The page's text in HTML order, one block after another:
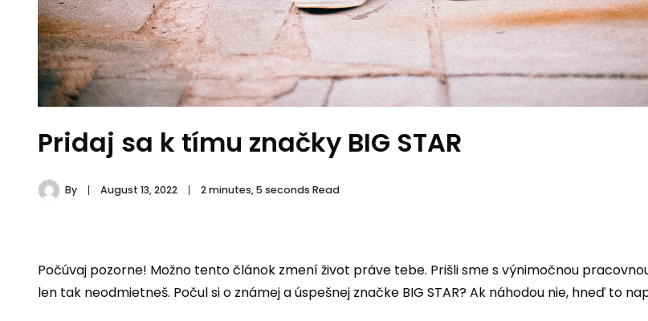
Pridaj sa k tímu značky BIG STAR
By August 13, 2022 2 minutes, 5 seconds Read
Počúvaj pozorne! Možno tento článok zmení život práve tebe. Prišli sme s výnimočnou
len tak neodmietneš. Počul si o známej a úspešnej značke BIG STAR? Ak náhodou nie, hneď to